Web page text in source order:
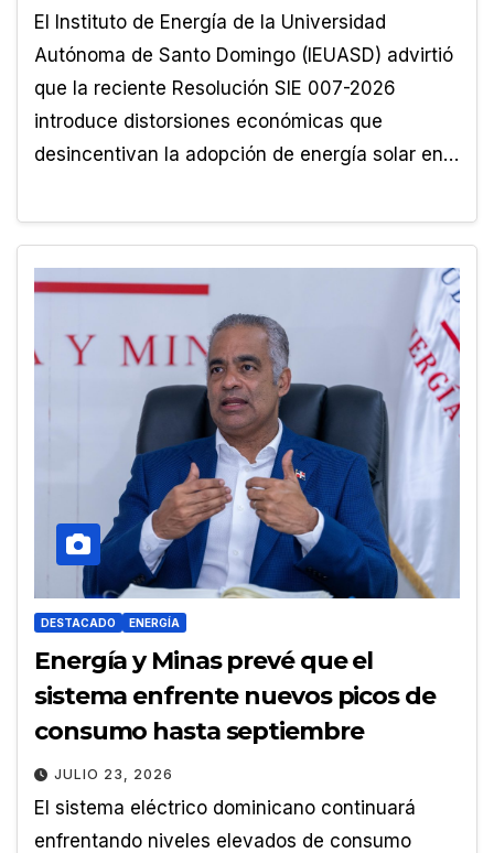
El Instituto de Energía de la Universidad
Autónoma de Santo Domingo (IEUASD) advirtió
que la reciente Resolución SIE 007-2026
introduce distorsiones económicas que
desincentivan la adopción de energía solar en…
DESTACADO ENERGÍA
Energía y Minas prevé que el
sistema enfrente nuevos picos de
consumo hasta septiembre
JULIO 23, 2026
El sistema eléctrico dominicano continuará
enfrentando niveles elevados de consumo